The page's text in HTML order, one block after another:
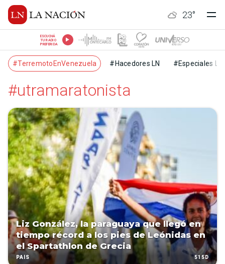
23°
ESCUCHÁ
TU RADIO
PREFERIDA
#TerremotoEnVenezuela #Hacedores LN #Especiales LN
#utramaratonista
Liz González, la paraguaya que llegó en
tiempo récord a los pies de Leónidas en
el Spartathlon de Grecia
PAÍS 515D